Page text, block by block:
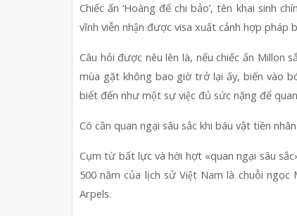
Chiếc ấn ‘Hoàng đế chi bảo’, tên khai sinh
vĩnh viễn nhận được visa xuất cảnh hợp pháp
Câu hỏi được nêu lên là, nếu chiếc ấn Millon
mùa gặt không bao giờ trở lại ấy, biến vào
biết đến như một sự việc đủ sức nặng để
C﻿ó cần quan ngại sâu sắc khi báu vật tiền
Cụm từ bất lực và hời hợt «quan ngại sâu
500 năm của lịch sử Việt Nam là chuỗi
Arpels.